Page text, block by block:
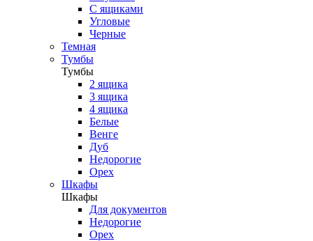
С ящиками
Угловые
Черные
Темная
Тумбы
Тумбы
2 ящика
3 ящика
4 ящика
Белые
Венге
Дуб
Недорогие
Орех
Шкафы
Шкафы
Для документов
Недорогие
Орех